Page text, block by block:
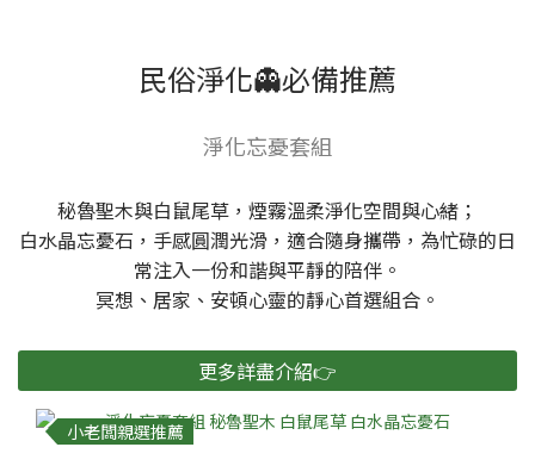
民俗淨化👻必備推薦
淨化忘憂套組
秘魯聖木與白鼠尾草，煙霧溫柔淨化空間與心緒；
白水晶忘憂石，手感圓潤光滑，適合隨身攜帶，為忙碌的日
常注入一份和諧與平靜的陪伴。
冥想、居家、安頓心靈的靜心首選組合。
更多詳盡介紹👉
小老闆親選推薦